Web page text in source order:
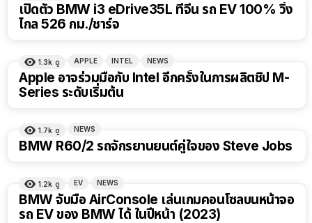
เปิดตัว BMW i3 eDrive35L ที่จีน รถ EV 100% วิ่ง
ไกล 526 กม./ชาร์จ
1.3k ดู APPLE INTEL NEWS
Apple อาจร่วมมือกับ Intel อีกครั้งในการผลิตชิป M-
Series ระดับเริ่มต้น
1.7k ดู NEWS
BMW R60/2 รถจักรยานยนต์คู่ใจของ Steve Jobs
1.2k ดู EV NEWS
BMW จับมือ AirConsole เล่นเกมคอนโซลบนหน้าจอ
รถ EV ของ BMW ได้ ในปีหน้า (2023)